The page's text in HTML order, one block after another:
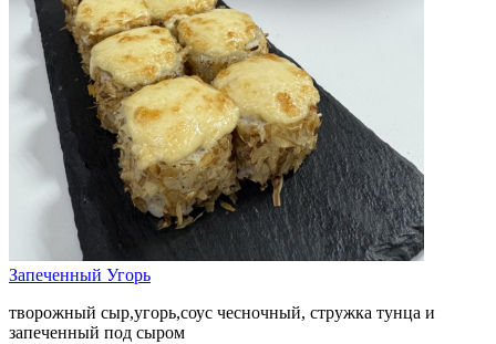
Запеченный Угорь
творожный сыр,угорь,соус чесночный, стружка тунца и
запеченный под сыром